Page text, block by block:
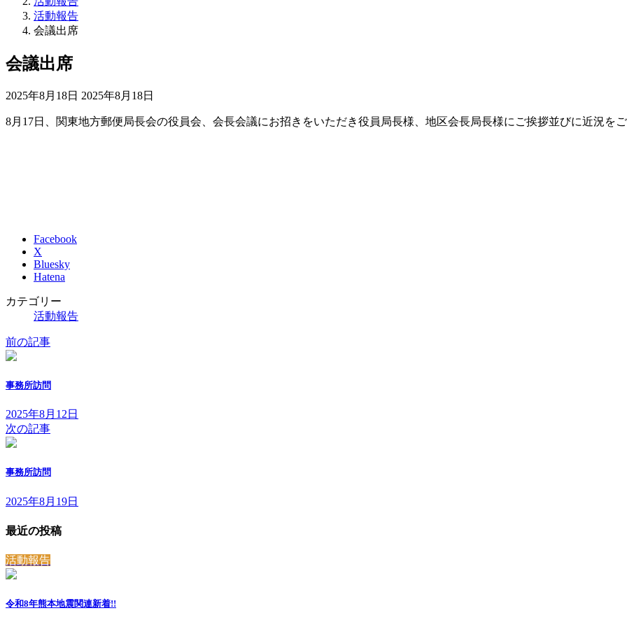
活動報告
会議出席
会議出席
2025年8月18日 最
更
2025年8月18日
8月17日、関東地方郵便局長会の役員会、会長会議にお招きをいただき役員局長様、地区会長局長様にご挨拶並びに近況を
Facebook
X
Bluesky
Hatena
カテゴリー
活動報告
前の記事
事務所訪問
2025年8月12日
次の記事
事務所訪問
2025年8月19日
最近の投稿
活動報告
令和8年熊本地震関連新着!!